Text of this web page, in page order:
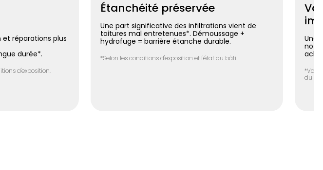
réparations plus
durée*.
d'exposition.
Étanchéité préservée
Une part significative des infiltrations vient de
toitures mal entretenues*. Démoussage +
hydrofuge = barrière étanche durable.
*Selon les conditions d'exposition et l'état du bâti.
Une
du